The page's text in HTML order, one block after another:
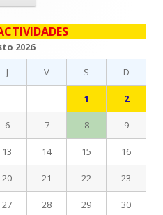
2026
J V S D
1 2
6 7 8 9
13 14 15 16
20 21 22 23
27 28 29 30